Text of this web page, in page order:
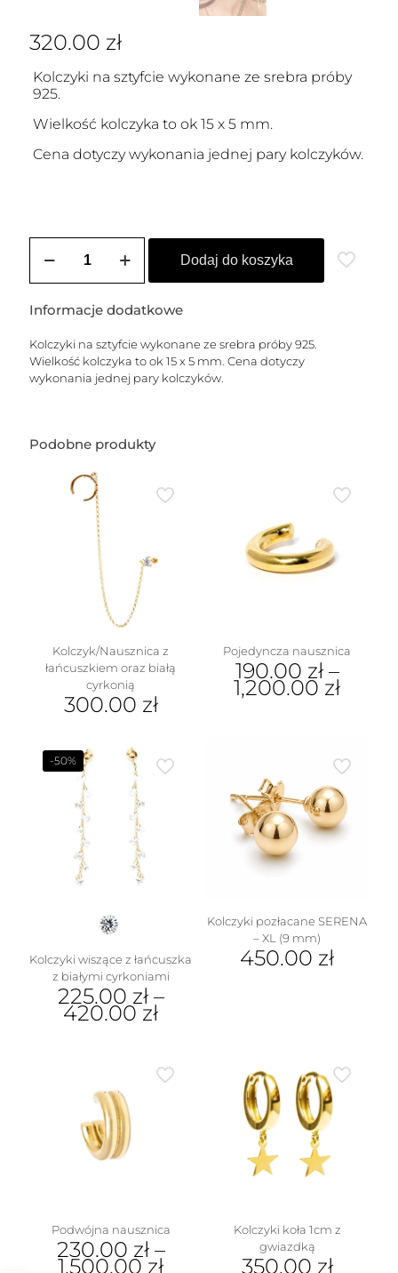
320.00 zł
Kolczyki na sztyfcie wykonane ze srebra próby
925.
Wielkość kolczyka to ok 15 x 5 mm.
Cena dotyczy wykonania jednej pary kolczyków.
Kolczyki
-
(koła
1,5
cm)
Dodaj do koszyka
Informacje dodatkowe
Kolczyki na sztyfcie wykonane ze srebra próby 925.
Wielkość kolczyka to ok 15 x 5 mm. Cena dotyczy
wykonania jednej pary kolczyków.
Podobne produkty
Kolczyk/Nausznica z
łańcuszkiem oraz białą
cyrkonią
300.00 zł
Pojedyncza nausznica
190.00 zł–
1,200.00 zł
wariantów.
Opcje
można
wybrać
na
stronie
-50%
Kolczyki wiszące z łańcuszka
z białymi cyrkoniami
225.00 zł–
420.00 zł
wariantów.
Opcje
można
wybrać
Kolczyki pozłacane SERENA
– XL (9 mm)
450.00 zł
Podwójna nausznica
230.00 zł–
1,500.00 zł
Kolczyki koła 1cm z
gwiazdką
350.00 zł